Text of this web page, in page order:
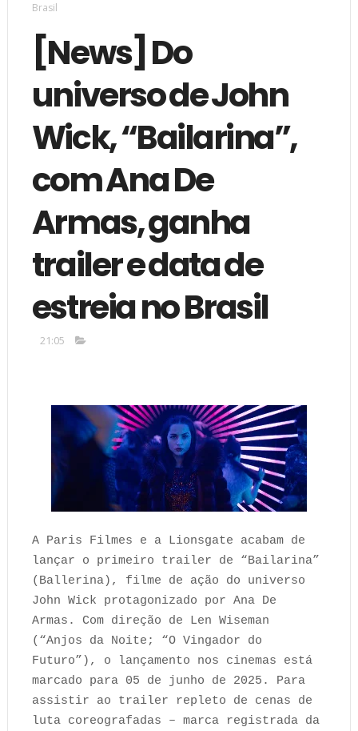
Brasil
[News] Do
universo de John
Wick, “Bailarina”,
com Ana De
Armas, ganha
trailer e data de
estreia no Brasil
21:05
A Paris Filmes e a Lionsgate acabam de
lançar o primeiro trailer de “Bailarina”
(Ballerina), filme de ação do universo
John Wick protagonizado por Ana De
Armas. Com direção de Len Wiseman
(“Anjos da Noite; “O Vingador do
Futuro”), o lançamento nos cinemas está
marcado para 05 de junho de 2025. Para
assistir ao trailer repleto de cenas de
luta coreografadas – marca registrada da